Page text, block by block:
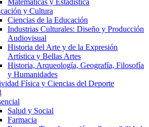
Matemáticas y Estadística
y Cultura
Ciencias de la Educación
Industrias Culturales: Diseño y Producción
Audiovisual
Historia del Arte y de la Expresión
Artística y Bellas Artes
Historia, Arqueología, Geografía, Filosofía
y Humanidades
Física y Ciencias del Deporte
Salud y Social
Farmacia